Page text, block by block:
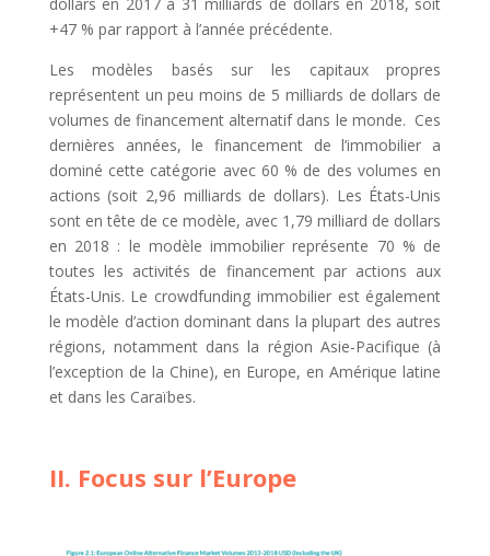
+47 % par rapport à l’année précédente.
Les modèles basés sur les capitaux propres
représentent un peu moins de 5 milliards de dollars de
volumes de financement alternatif dans le monde. Ces
dernières années, le financement de l’immobilier a
dominé cette catégorie avec 60 % de des volumes en
actions (soit 2,96 milliards de dollars). Les États-Unis
sont en tête de ce modèle, avec 1,79 milliard de dollars
en 2018 : le modèle immobilier représente 70 % de
toutes les activités de financement par actions aux
États-Unis. Le crowdfunding immobilier est également
le modèle d’action dominant dans la plupart des autres
régions, notamment dans la région Asie-Pacifique (à
l’exception de la Chine), en Europe, en Amérique latine
et dans les Caraïbes.
II. Focus sur l’Europe